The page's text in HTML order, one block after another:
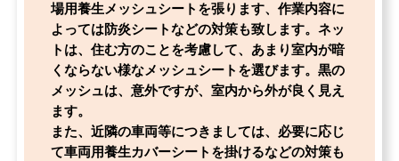
場用養生メッシュシートを張ります、作業内容に
よっては防炎シートなどの対策も致します。ネッ
トは、住む方のことを考慮して、あまり室内が暗
くならない様なメッシュシートを選びます。黒の
メッシュは、意外ですが、室内から外が良く見え
ます。
また、近隣の車両等につきましては、必要に応じ
て車両用養生カバーシートを掛けるなどの対策も